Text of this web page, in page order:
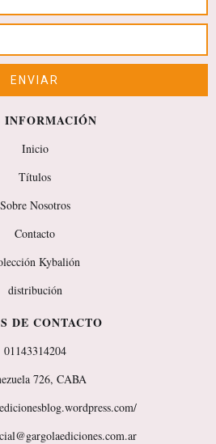
INFORMACIÓN
Inicio
Títulos
Sobre Nosotros
Contacto
Kybalión
distribución
DE CONTACTO
01143314204
726, CABA